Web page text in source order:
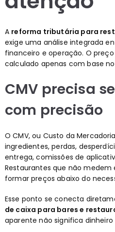
A reforma tributária para
exige uma análise integrada
financeiro e operação. O
calculado apenas com base
CMV precisa
com precisão
O CMV, ou Custo da
ingredientes, perdas,
entrega, comissões de
Restaurantes que não
formar preços abaixo do
Esse ponto se conecta
de caixa para bares e
aparente não significa dinheiro